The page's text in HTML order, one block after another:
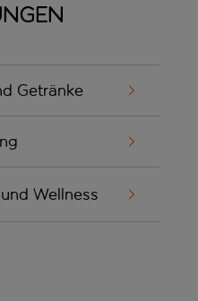
Getränke
Wellness